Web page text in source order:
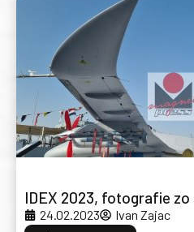
IDEX 2023, fotografie
24.02.2023
Ivan Zajac